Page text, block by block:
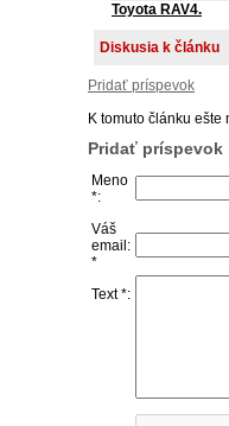
Toyota RAV4.
Diskusia k článku
Pridať príspevok
K tomuto článku
Pridať príspevok
Meno
*:
Váš
email:
*
Text *: